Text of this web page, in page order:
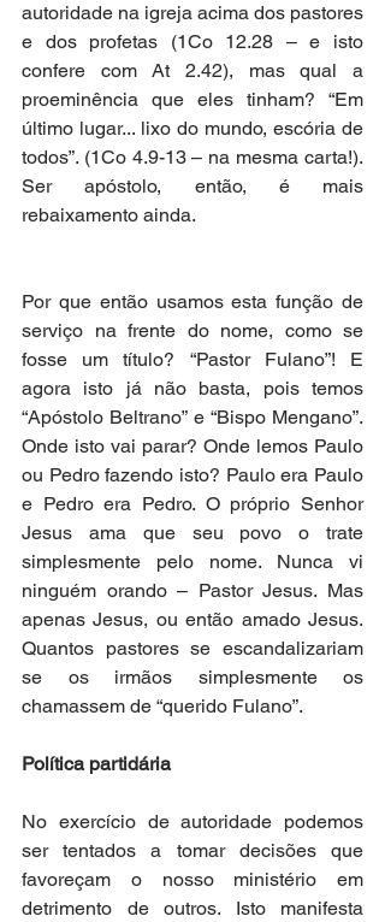
autoridade na igreja acima dos pastores
e dos profetas (1Co 12.28 – e isto
confere com At 2.42), mas qual a
proeminência que eles tinham? “Em
último lugar... lixo do mundo, escória de
todos”. (1Co 4.9-13 – na mesma carta!).
Ser apóstolo, então, é mais
rebaixamento ainda.
Por que então usamos esta função de
serviço na frente do nome, como se
fosse um título? “Pastor Fulano”! E
agora isto já não basta, pois temos
“Apóstolo Beltrano” e “Bispo Mengano”.
Onde isto vai parar? Onde lemos Paulo
ou Pedro fazendo isto? Paulo era Paulo
e Pedro era Pedro. O próprio Senhor
Jesus ama que seu povo o trate
simplesmente pelo nome. Nunca vi
ninguém orando – Pastor Jesus. Mas
apenas Jesus, ou então amado Jesus.
Quantos pastores se escandalizariam
se os irmãos simplesmente os
chamassem de “querido Fulano”.
Política partidária
No exercício de autoridade podemos
ser tentados a tomar decisões que
favoreçam o nosso ministério em
detrimento de outros. Isto manifesta